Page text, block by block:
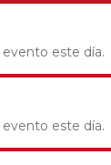
este día.
este día.